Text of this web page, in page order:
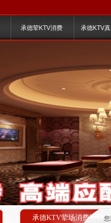
承德荤KTV消费 承德KTV
承德KTV荤场消费明细